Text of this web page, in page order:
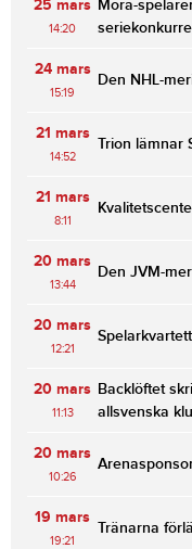
25 mars
14:20
Mora-
24 mars
15:19
Den NHL-
21 mars
14:52
Trion lämnar
21 mars
8:11
20 mars
13:44
Den JVM-
20 mars
12:21
20 mars
11:13
Backlöftet
allsvenska
20 mars
10:26
19 mars
19:21
Tränarna